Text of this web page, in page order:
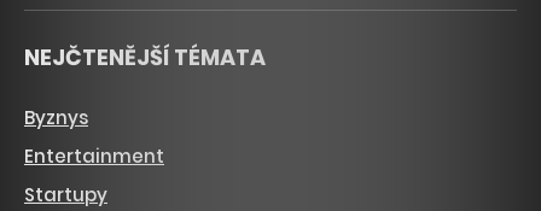
NEJČTENĚJŠÍ TÉMATA
Byznys
Entertainment
Startupy